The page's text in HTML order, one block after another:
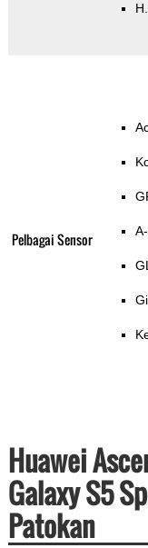
Pelbagai Sensor
Huawei
Galaxy S5
Patokan